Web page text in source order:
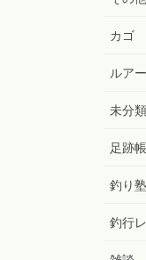
カゴ
ルアー
未分類
足跡帳
釣り塾
釣行